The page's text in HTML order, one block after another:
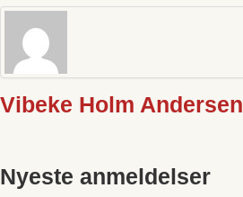
Vibeke Holm Andersen
Nyeste anmeldelser